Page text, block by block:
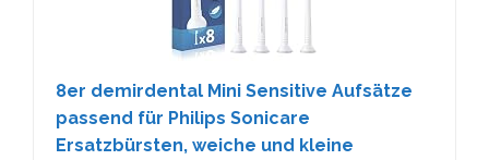
8er demirdental Mini Sensitive Aufsätze
passend für Philips Sonicare
Ersatzbürsten, weiche und kleine